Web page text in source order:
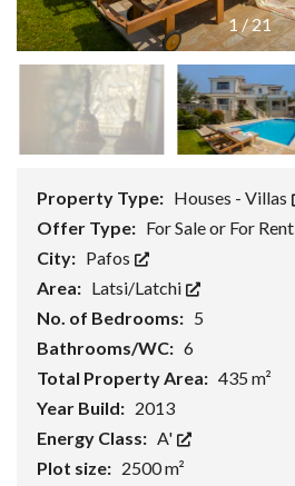
1 /21
Property Type: Houses - Villas
Offer Type: For Sale or For Rent
City: Pafos
Area: Latsi/Latchi
No. of Bedrooms: 5
Bathrooms/WC: 6
Total Property Area: 435 m²
Year Build: 2013
Energy Class: A'
Plot size: 2500 m²